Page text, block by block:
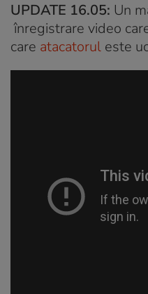
UPDATE 16.05: Un
înregistrare video
care atacatorul este